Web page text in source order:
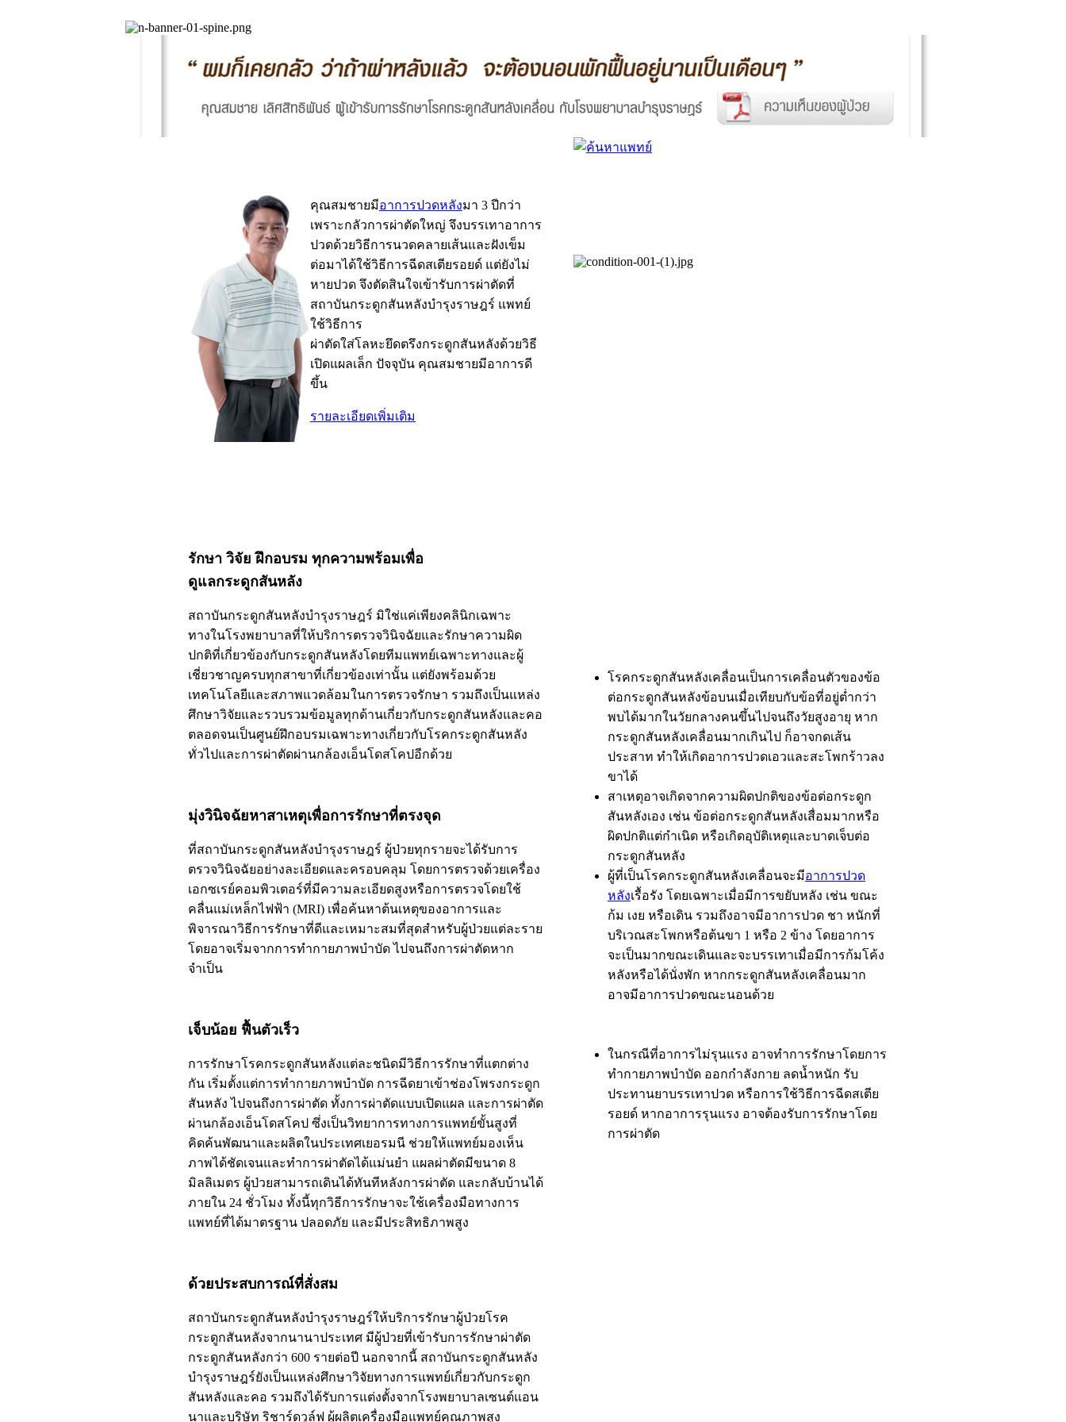
คุณสมชายมีอาการปวดหลังมา 3 ปีกว่า
เพราะกลัวการผ่าตัดใหญ่ จึงบรรเทาอาการ
ปวดด้วยวิธีการนวดคลายเส้นและฝังเข็ม
ต่อมาได้ใช้วิธีการฉีดสเตียรอยด์ แต่ยังไม่
หายปวด จึงตัดสินใจเข้ารับการผ่าตัดที่
สถาบันกระดูกสันหลังบำรุงราษฎร์ แพทย์
ใช้วิธีการ
ผ่าตัดใส่โลหะยึดตรึงกระดูกสันหลังด้วยวิธี
เปิดแผลเล็ก ปัจจุบัน คุณสมชายมีอาการดี
ขึ้น
รายละเอียดเพิ่มเติม
รักษา วิจัย ฝึกอบรม ทุกความพร้อมเพื่อ
ดูแลกระดูกสันหลัง
สถาบันกระดูกสันหลังบำรุงราษฎร์ มิใช่แค่เพียงคลินิกเฉพาะ
ทางในโรงพยาบาลที่ให้บริการตรวจวินิจฉัยและรักษาความผิด
ปกติที่เกี่ยวข้องกับกระดูกสันหลังโดยทีมแพทย์เฉพาะทางและผู้
เชี่ยวชาญครบทุกสาขาที่เกี่ยวข้องเท่านั้น แต่ยังพร้อมด้วย
เทคโนโลยีและสภาพแวดล้อมในการตรวจรักษา รวมถึงเป็นแหล่ง
ศึกษาวิจัยและรวบรวมข้อมูลทุกด้านเกี่ยวกับกระดูกสันหลังและคอ
ตลอดจนเป็นศูนย์ฝึกอบรมเฉพาะทางเกี่ยวกับโรคกระดูกสันหลัง
ทั่วไปและการผ่าตัดผ่านกล้องเอ็นโดสโคปอีกด้วย
มุ่งวินิจฉัยหาสาเหตุเพื่อการรักษาที่ตรงจุด
ที่สถาบันกระดูกสันหลังบำรุงราษฎร์ ผู้ป่วยทุกรายจะได้รับการ
ตรวจวินิจฉัยอย่างละเอียดและครอบคลุม โดยการตรวจด้วยเครื่อง
เอกซเรย์คอมพิวเตอร์ที่มีความละเอียดสูงหรือการตรวจโดยใช้
คลื่นแม่เหล็กไฟฟ้า (MRI) เพื่อค้นหาต้นเหตุของอาการและ
พิจารณาวิธีการรักษาที่ดีและเหมาะสมที่สุดสำหรับผู้ป่วยแต่ละราย
โดยอาจเริ่มจากการทำกายภาพบำบัด ไปจนถึงการผ่าตัดหาก
จำเป็น
เจ็บน้อย ฟื้นตัวเร็ว
การรักษาโรคกระดูกสันหลังแต่ละชนิดมีวิธีการรักษาที่แตกต่าง
กัน เริ่มตั้งแต่การทำกายภาพบำบัด การฉีดยาเข้าช่องโพรงกระดูก
สันหลัง ไปจนถึงการผ่าตัด ทั้งการผ่าตัดแบบเปิดแผล และการผ่าตัด
ผ่านกล้องเอ็นโดสโคป ซึ่งเป็นวิทยาการทางการแพทย์ขั้นสูงที่
คิดค้นพัฒนาและผลิตในประเทศเยอรมนี ช่วยให้แพทย์มองเห็น
ภาพได้ชัดเจนและทำการผ่าตัดได้แม่นยำ แผลผ่าตัดมีขนาด 8
มิลลิเมตร ผู้ป่วยสามารถเดินได้ทันทีหลังการผ่าตัด และกลับบ้านได้
ภายใน 24 ชั่วโมง ทั้งนี้ทุกวิธีการรักษาจะใช้เครื่องมือทางการ
แพทย์ที่ได้มาตรฐาน ปลอดภัย และมีประสิทธิภาพสูง
ด้วยประสบการณ์ที่สั่งสม
สถาบันกระดูกสันหลังบำรุงราษฎร์ให้บริการรักษาผู้ป่วยโรค
กระดูกสันหลังจากนานาประเทศ มีผู้ป่วยที่เข้ารับการรักษาผ่าตัด
กระดูกสันหลังกว่า 600 รายต่อปี นอกจากนี้ สถาบันกระดูกสันหลัง
บำรุงราษฎร์ยังเป็นแหล่งศึกษาวิจัยทางการแพทย์เกี่ยวกับกระดูก
สันหลังและคอ รวมถึงได้รับการแต่งตั้งจากโรงพยาบาลเซนต์แอน
นาและบริษัท ริชาร์ดวูล์ฟ ผู้ผลิตเครื่องมือแพทย์คุณภาพสูง
โรคกระดูกสันหลังเคลื่อนเป็นการเคลื่อนตัวของข้อ
ต่อกระดูกสันหลังข้อบนเมื่อเทียบกับข้อที่อยู่ต่ำกว่า
พบได้มากในวัยกลางคนขึ้นไปจนถึงวัยสูงอายุ หาก
กระดูกสันหลังเคลื่อนมากเกินไป ก็อาจกดเส้น
ประสาท ทำให้เกิดอาการปวดเอวและสะโพกร้าวลง
ขาได้
สาเหตุอาจเกิดจากความผิดปกติของข้อต่อกระดูก
สันหลังเอง เช่น ข้อต่อกระดูกสันหลังเสื่อมมากหรือ
ผิดปกติแต่กำเนิด หรือเกิดอุบัติเหตุและบาดเจ็บต่อ
กระดูกสันหลัง
ผู้ที่เป็นโรคกระดูกสันหลังเคลื่อนจะมีอาการปวด
หลังเรื้อรัง โดยเฉพาะเมื่อมีการขยับหลัง เช่น ขณะ
ก้ม เงย หรือเดิน รวมถึงอาจมีอาการปวด ชา หนักที่
บริเวณสะโพกหรือต้นขา 1 หรือ 2 ข้าง โดยอาการ
จะเป็นมากขณะเดินและจะบรรเทาเมื่อมีการก้มโค้ง
หลังหรือได้นั่งพัก หากกระดูกสันหลังเคลื่อนมาก
อาจมีอาการปวดขณะนอนด้วย
ในกรณีที่อาการไม่รุนแรง อาจทำการรักษาโดยการ
ทำกายภาพบำบัด ออกกำลังกาย ลดน้ำหนัก รับ
ประทานยาบรรเทาปวด หรือการใช้วิธีการฉีดสเตีย
รอยด์ หากอาการรุนแรง อาจต้องรับการรักษาโดย
การผ่าตัด